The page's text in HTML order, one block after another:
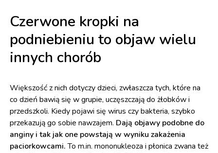
Czerwone kropki na
podniebieniu to objaw wielu
innych chorób
Większość z nich dotyczy dzieci, zwłaszcza tych, które na
co dzień bawią się w grupie, uczęszczają do żłobków i
przedszkoli. Kiedy pojawi się wirus czy bakteria, szybko
przekazują go sobie nawzajem. Dają objawy podobne do
anginy i tak jak one powstają w wyniku zakażenia
paciorkowcami.To m.in. mononukleoza i płonica zwana też